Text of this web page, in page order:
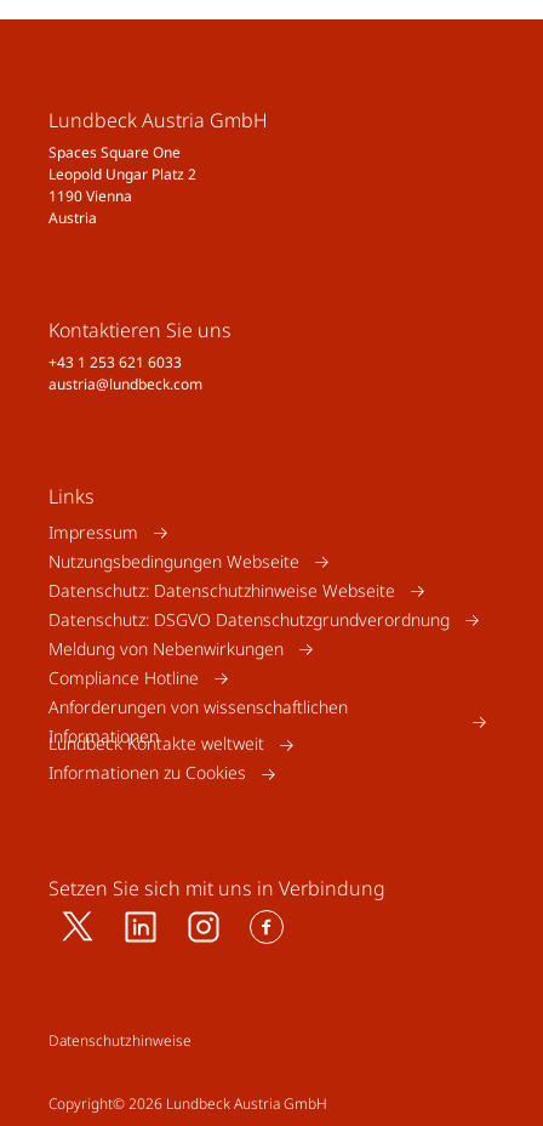
Lundbeck Austria GmbH
Spaces Square One
Leopold Ungar Platz 2
1190 Vienna
Austria
Kontaktieren Sie uns
+43 1 253 621 6033
austria@lundbeck.com
Links
Impressum
Nutzungsbedingungen Webseite
Datenschutz: Datenschutzhinweise Webseite
Datenschutz: DSGVO Datenschutzgrundverordnung
Meldung von Nebenwirkungen
Compliance Hotline
Anforderungen von wissenschaftlichen
Informationen
Lundbeck Kontakte weltweit
Informationen zu Cookies
Setzen Sie sich mit uns in Verbindung
Datenschutzhinweise
Copyright© 2026 Lundbeck Austria GmbH